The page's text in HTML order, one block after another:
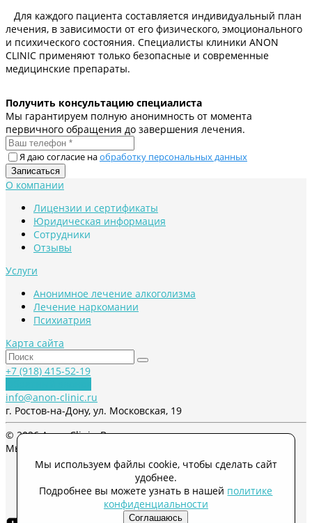
Для каждого пациента составляется индивидуальный план
лечения, в зависимости от его физического, эмоционального
и психического состояния. Специалисты клиники ANON
CLINIC применяют только безопасные и современные
медицинские препараты.
Получить консультацию специалиста
Мы гарантируем полную анонимность от момента
первичного обращения до завершения лечения.
Я даю согласие наобработку персональных данных
О компании
Лицензии и сертификаты
Юридическая информация
Сотрудники
Отзывы
Услуги
Анонимное лечение алкоголизма
Лечение наркомании
Психиатрия
Карта сайта
+7 (918) 415-52-19
info@anon-clinic.ru
г. Ростов-на-Дону, ул. Московская, 19
© 2026 Anon-Clinic, Все права защищены
Мы в соцсетях
Мы используем файлы cookie, чтобы сделать сайт
удобнее.
Подробнее вы можете узнать в нашей политике
конфиденциальности
Соглашаюсь